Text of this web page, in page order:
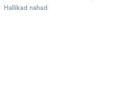
Hallikad nahad